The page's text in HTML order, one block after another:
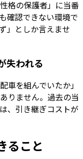
格の保護者」に当番
確認できない環境で
」としか言えませ
失われる
車を組んでいたか」
りません。過去の当
、引き継ぎコストが
ること